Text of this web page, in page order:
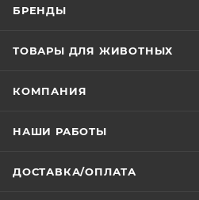
БРЕНДЫ
ТОВАРЫ ДЛЯ ЖИВОТНЫХ
КОМПАНИЯ
НАШИ РАБОТЫ
ДОСТАВКА/ОПЛАТА